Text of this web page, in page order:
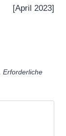
[April 2023]
Erforderliche